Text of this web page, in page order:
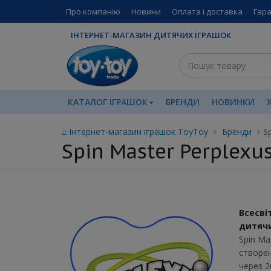
Про компанію Новини Оплата і доставка
ІНТЕРНЕТ-МАГАЗИН ДИТЯЧИХ ІГРАШОК
КАТАЛОГ ІГРАШОК БРЕНДИ НОВИНКИ
⌂ Інтернет-магазин іграшок ToyToy Бренди
Spin Master
Spin
через